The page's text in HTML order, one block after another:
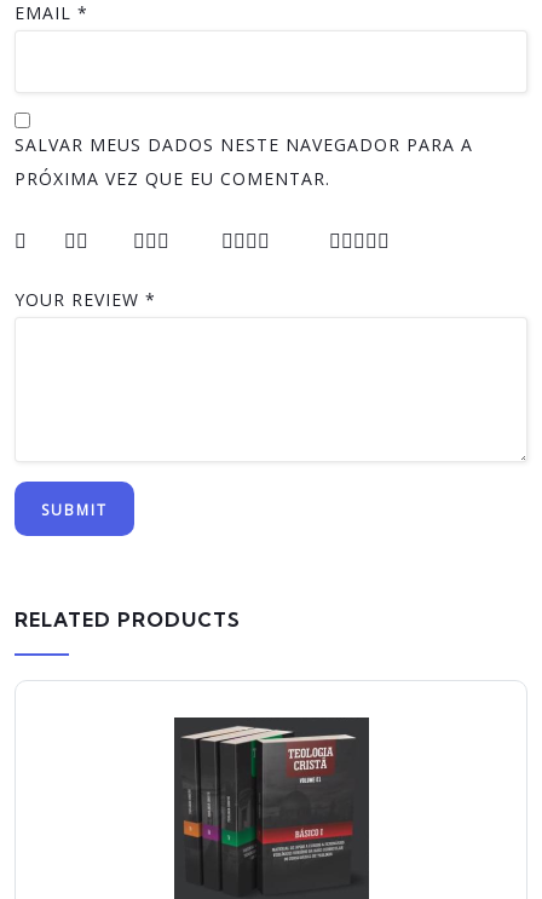
EMAIL *
SALVAR MEUS DADOS NESTE NAVEGADOR PARA A
PRÓXIMA VEZ QUE EU COMENTAR.
YOUR REVIEW *
RELATED PRODUCTS